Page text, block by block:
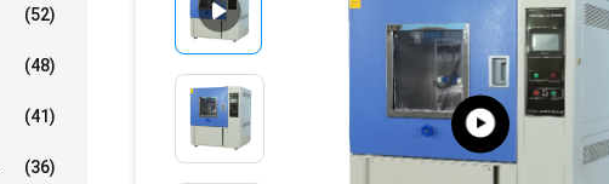
(52)
(48)
(41)
(36)